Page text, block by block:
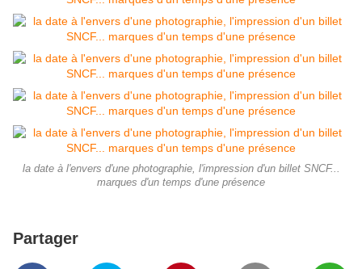
la date à l'envers d'une photographie, l'impression d'un billet SNCF...
marques d'un temps d'une présence
Partager